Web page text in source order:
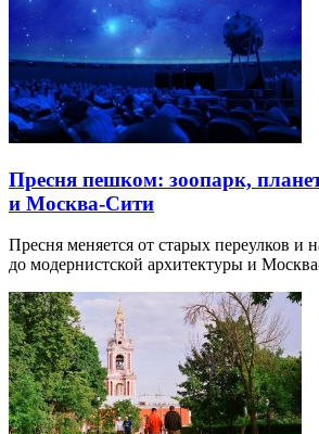
Пресня пешком: зоопарк,
и Москва-Сити
Пресня меняется от старых переулков и
до модернистской архитектуры и